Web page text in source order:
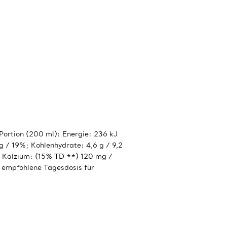
(200 ml): Energie: 236 kJ
19%; Kohlenhydrate: 4,6 g / 9,2
(15% TD **) 120 mg /
Tagesdosis für